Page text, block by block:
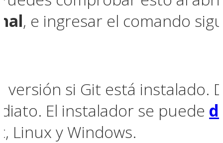
, e ingresar el comando
versión si Git está instalado.
El instalador se puede
Linux y Windows.